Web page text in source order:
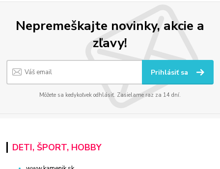
Nepremeškajte novinky, akcie a
zľavy!
Prihlásiť sa
Môžete sa kedykoľvek odhlásiť. Zasielame raz za 14 dní.
DETI, ŠPORT, HOBBY